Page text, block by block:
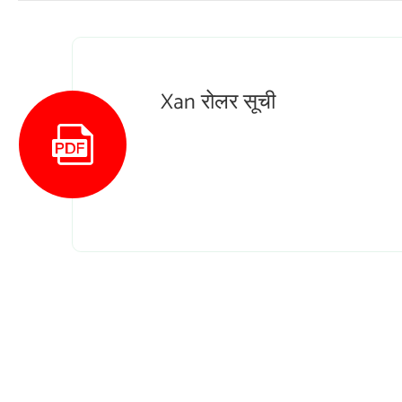

Xan रोलर सूची